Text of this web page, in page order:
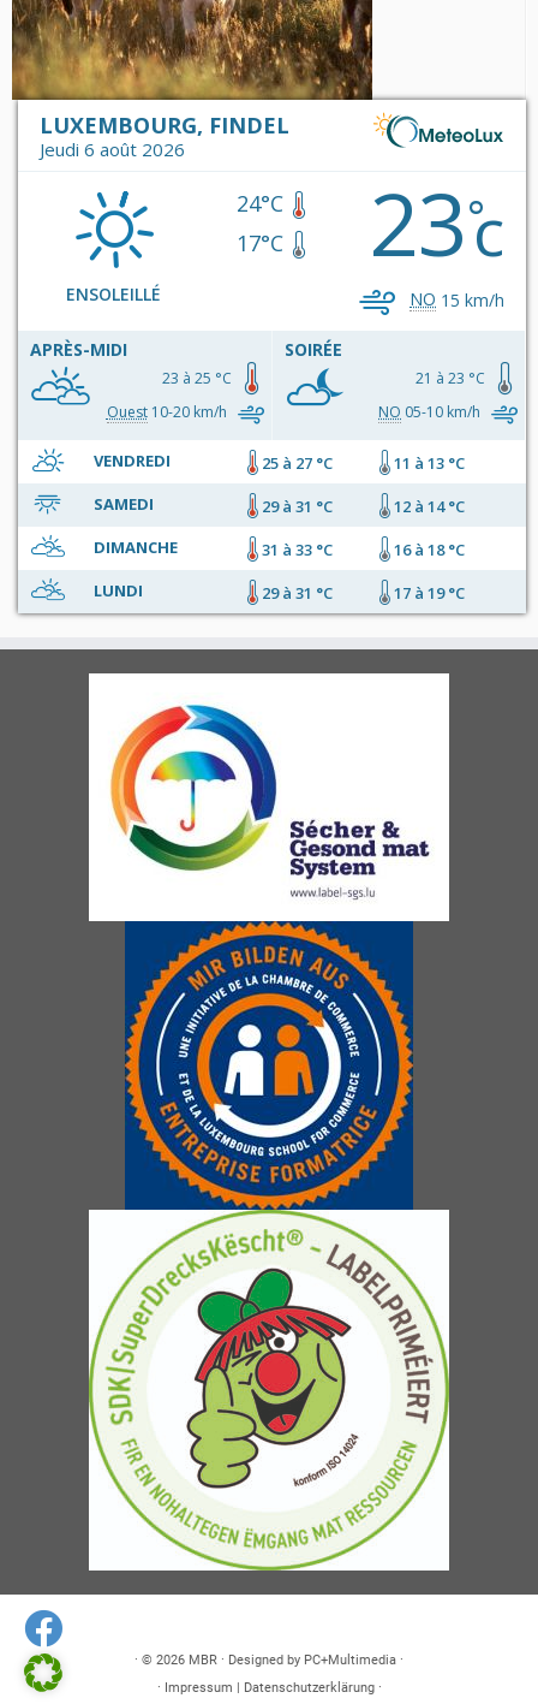
LUXEMBOURG, FINDEL
Jeudi 6 août 2026
ENSOLEILLÉ
24°C
17°C
23°c
NO 15 km/h
APRÈS-MIDI
23 à 25 °C
Ouest10-20 km/h
SOIRÉE
21 à 23 °C
NO 05-10 km/h
VENDREDI 25 à 27 °C
11 à 13 °C
SAMEDI
29 à 31 °C
12 à 14 °C
DIMANCHE
31 à 33 °C
16 à 18 °C
LUNDI
29 à 31 °C 17 à 19 °C
· © 2026 MBR · Designed by PC+Multimedia ·
· Impressum | Datenschutzerklärung·